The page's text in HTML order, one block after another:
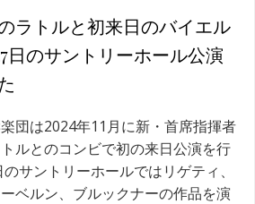
ラトルと初来日のバイエル
日のサントリーホール公演
団は2024年11月に新・首席指揮者
ルとのコンビで初の来日公演を行
サントリーホールではリゲティ、
ベルン、ブルックナーの作品を演